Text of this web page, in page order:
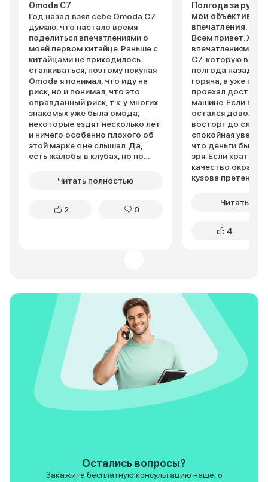
Omoda C7
Год назад взял себе Omoda C7
думаю, что настало время
поделиться впечатлениями о
моей первом китайце. Раньше с
китайцами не приходилось
сталкиваться, поэтому покупая
Omoda я понимал, что иду на
риск, но и понимал, что это
оправданный риск, т.к. у многих
знакомых уже была омода,
некоторые ездят несколько лет
и ничего особенно плохого об
этой марке я не слышал. Да,
есть жалобы в клубах, но по
100 тыщ машин в России уже, а
сомневался по поводу выбора.
симпатичный, современный, все
изгибы в тему, в моей
комлектации на 19-х дисках, ну
просто красотка. По движку и
коробке у меня не возникало
вопросов, потому что все
проверенное временем, тот же
робот стоит на многих
машинах, движок конечно
хотелось бы помощнее, тут 150
сил, но это понятно логически
расписать о большом
количестве разных функций,
опций, но я думаю, что народ у
Читать полностью
2 0
Полгода за
мои объективные
впечатления.
Всем привет.
впечатлениями
C7, которую взял
полгода назад.
горяча, а уже
проехал
машине. Если в двух словах - я
остался доволен.
восторг до слез,
спокойная
что деньги были
зря. Если кратко и детально -
качество окраски
кузова претензий
спокойно
собрано все
взрослых
комфортно.
поездок за
коляской - в самый
дороге машина
предсказуемо.
за глаза для
по городу и
бодро, без
работает плавно,
салоне тихо и на
Читать
4
Остались вопросы?
Закажите бесплатную консультацию нашего